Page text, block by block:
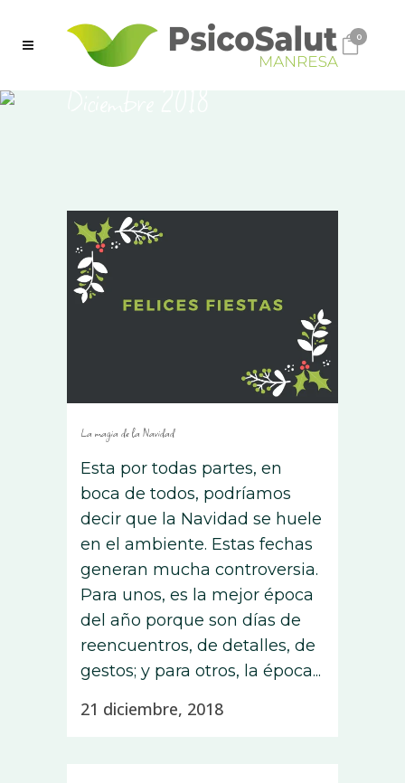
0
La magia de la Navidad
Esta por todas partes, en
boca de todos, podríamos
decir que la Navidad se huele
en el ambiente. Estas fechas
generan mucha controversia.
Para unos, es la mejor época
del año porque son días de
reencuentros, de detalles, de
gestos; y para otros, la época...
21 diciembre, 2018